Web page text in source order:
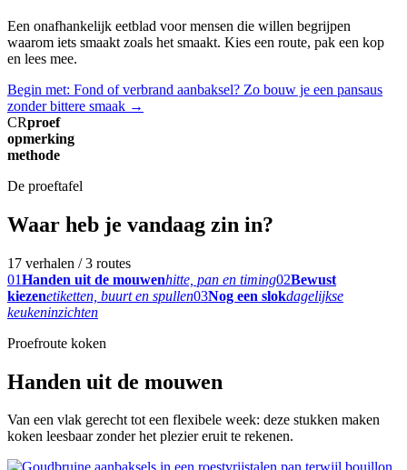
Een onafhankelijk eetblad voor mensen die willen begrijpen
waarom iets smaakt zoals het smaakt. Kies een route, pak een kop
en lees mee.
Begin met: Fond of verbrand aanbaksel? Zo bouw je een pansaus
zonder bittere smaak →
CRproef
opmerking
methode
De proeftafel
Waar heb je vandaag zin in?
17 verhalen / 3 routes
01Handen uit de mouwenhitte, pan en timing02Bewust
kiezenetiketten, buurt en spullen03Nog een slokdagelijkse
keukeninzichten
Proefroute koken
Handen uit de mouwen
Van een vlak gerecht tot een flexibele week: deze stukken maken
koken leesbaar zonder het plezier eruit te rekenen.